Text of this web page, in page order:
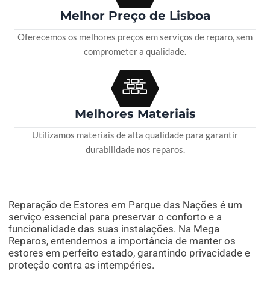
Melhor Preço de Lisboa
Oferecemos os melhores preços em serviços de reparo, sem
comprometer a qualidade.
Melhores Materiais
Utilizamos materiais de alta qualidade para garantir
durabilidade nos reparos.
Reparação de Estores em Parque das Nações é um
serviço essencial para preservar o conforto e a
funcionalidade das suas instalações. Na Mega
Reparos, entendemos a importância de manter os
estores em perfeito estado, garantindo privacidade e
proteção contra as intempéries.